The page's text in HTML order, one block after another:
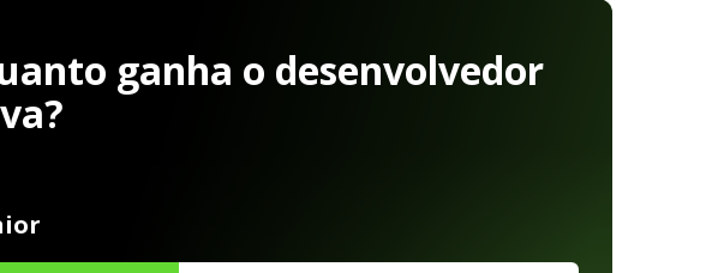
ganha o desenvolvedor